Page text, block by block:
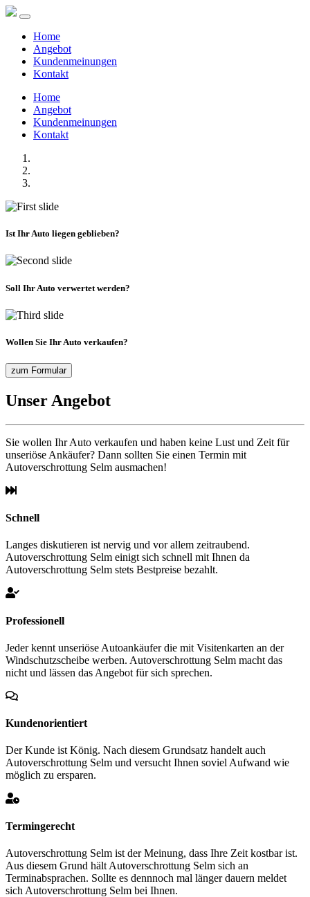
Home
Angebot
Kundenmeinungen
Kontakt
Home
Angebot
Kundenmeinungen
Kontakt
Ist Ihr Auto liegen geblieben?
Soll Ihr Auto verwertet werden?
Wollen Sie Ihr Auto verkaufen?
zum Formular
Unser Angebot
Sie wollen Ihr Auto verkaufen und haben keine Lust und Zeit für
unseriöse Ankäufer? Dann sollten Sie einen Termin mit
Autoverschrottung Selm ausmachen!
Schnell
Langes diskutieren ist nervig und vor allem zeitraubend.
Autoverschrottung Selm einigt sich schnell mit Ihnen da
Autoverschrottung Selm stets Bestpreise bezahlt.
Professionell
Jeder kennt unseriöse Autoankäufer die mit Visitenkarten an der
Windschutzscheibe werben. Autoverschrottung Selm macht das
nicht und lässen das Angebot für sich sprechen.
Kundenorientiert
Der Kunde ist König. Nach diesem Grundsatz handelt auch
Autoverschrottung Selm und versucht Ihnen soviel Aufwand wie
möglich zu ersparen.
Termingerecht
Autoverschrottung Selm ist der Meinung, dass Ihre Zeit kostbar ist.
Aus diesem Grund hält Autoverschrottung Selm sich an
Terminabsprachen. Sollte es dennnoch mal länger dauern meldet
sich Autoverschrottung Selm bei Ihnen.